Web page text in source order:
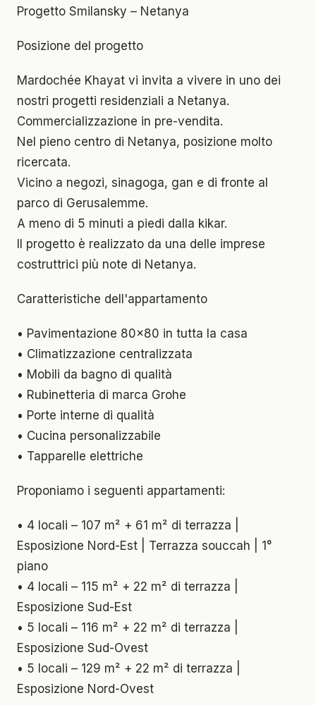
Progetto Smilansky – Netanya
Posizione del progetto
Mardochée Khayat vi invita a vivere in uno dei
nostri progetti residenziali a Netanya.
Commercializzazione in pre-vendita.
Nel pieno centro di Netanya, posizione molto
ricercata.
Vicino a negozi, sinagoga, gan e di fronte al
parco di Gerusalemme.
A meno di 5 minuti a piedi dalla kikar.
Il progetto è realizzato da una delle imprese
costruttrici più note di Netanya.
Caratteristiche dell'appartamento
• Pavimentazione 80x80 in tutta la casa
• Climatizzazione centralizzata
• Mobili da bagno di qualità
• Rubinetteria di marca Grohe
• Porte interne di qualità
• Cucina personalizzabile
• Tapparelle elettriche
Proponiamo i seguenti appartamenti:
• 4 locali – 107 m² + 61 m² di terrazza |
Esposizione Nord-Est | Terrazza souccah | 1°
piano
• 4 locali – 115 m² + 22 m² di terrazza |
Esposizione Sud-Est
• 5 locali – 116 m² + 22 m² di terrazza |
Esposizione Sud-Ovest
• 5 locali – 129 m² + 22 m² di terrazza |
Esposizione Nord-Ovest